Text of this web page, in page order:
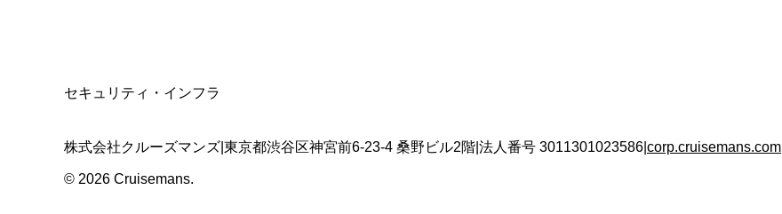
セキュリティ・インフラ
株式会社クルーズマンズ 東京都渋谷区神宮前6-23-4 桑野ビル2階 法人番号 3011301023586 corp.cruisemans.com
© 2026 Cruisemans.